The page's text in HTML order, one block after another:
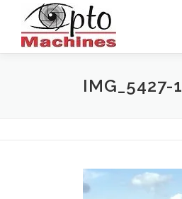
contenu
IMG_5427-1